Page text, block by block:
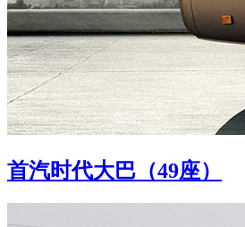
首汽时代大巴（49座）